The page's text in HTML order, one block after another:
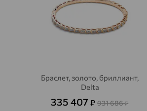
Браслет, золото, бриллиант,
Delta
335 407 ₽ 931 686₽